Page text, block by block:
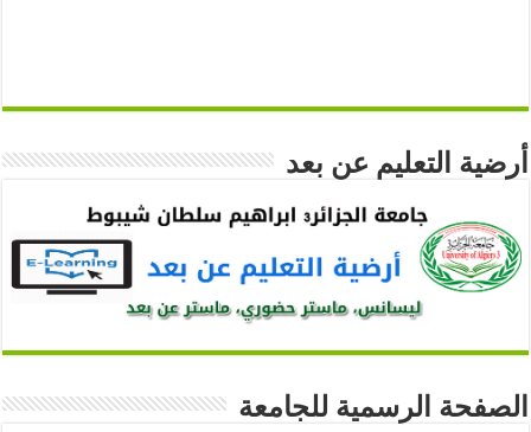
أرضية التعليم عن بعد
الصفحة الرسمية للجامعة